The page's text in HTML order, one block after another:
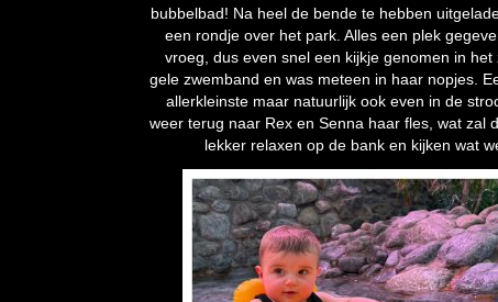
bubbelbad! Na heel de bende te hebben
een rondje over het park. Alles een plek
vroeg, dus even snel een kijkje genomen in
gele zwemband en was meteen in haar nopjes.
allerkleinste maar natuurlijk ook even in de
weer terug naar Rex en Senna haar fles, wat zal
lekker relaxen op de bank en kijken wat